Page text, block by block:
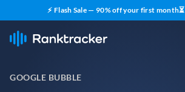
⚡ Flash Sale — 90% off your first month⏳
GOOGLE BUBBLE